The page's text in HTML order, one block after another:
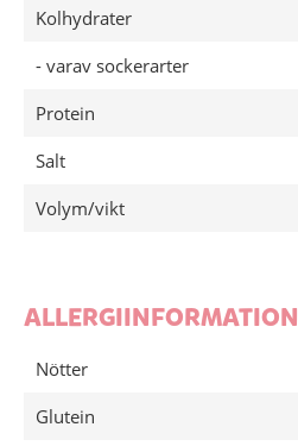
Kolhydrater
- varav sockerarter
Protein
Salt
Volym/vikt
ALLERGIINFORMATION
Nötter
Glutein